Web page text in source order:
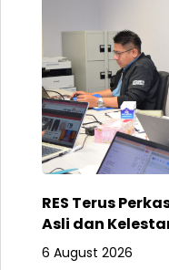
RES Terus
Asli dan
6 August 2026